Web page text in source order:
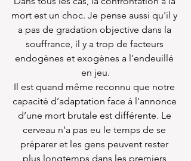
mort est un choc. Je pense aussi qu'il y
a pas de gradation objective dans la
souffrance, il y a trop de facteurs
endogènes et exogènes a l’endeuillé
en jeu.
Il est quand même reconnu que notre
capacité d’adaptation face à l’annonce
d’une mort brutale est différente. Le
cerveau n’a pas eu le temps de se
préparer et les gens peuvent rester
plus longtemps dans les premiers